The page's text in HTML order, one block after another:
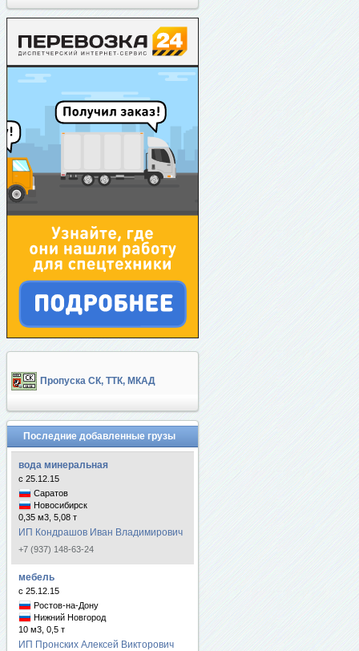
Пропуска СК, ТТК, МКАД
Последние добавленные грузы
вода минеральная
с 25.12.15
Саратов
Новосибирск
0,35 м3, 5,08 т
ИП Кондрашов Иван Владимирович
+7 (937) 148-63-24
мебель
с 25.12.15
Ростов-на-Дону
Нижний Новгород
10 м3, 0,5 т
ИП Пронских Алексей Викторович